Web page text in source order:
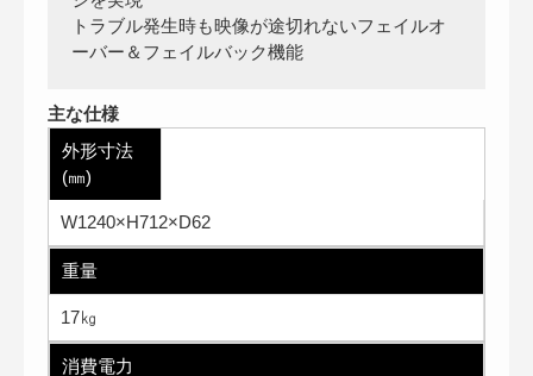
トラブル発生時も映像が途切れないフェイルオ
ーバー＆フェイルバック機能
主な仕様
外形寸法
(㎜)
W1240×H712×D62
重量
17㎏
消費電力